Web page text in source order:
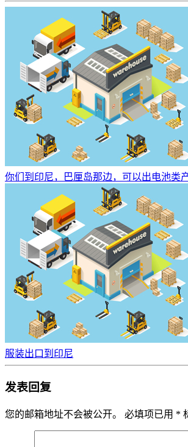
你们到印尼，巴厘岛那边，可以出电池类
服装出口到印尼
发表回复
您的邮箱地址不会被公开。 必填项已用 *